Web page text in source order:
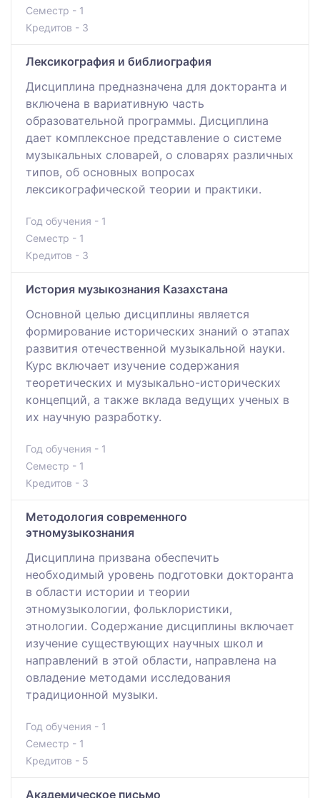
Семестр - 1
Кредитов - 3
Лексикография и библиография
Дисциплина предназначена для докторанта и
включена в вариативную часть
образовательной программы. Дисциплина
дает комплексное представление о системе
музыкальных словарей, о словарях различных
типов, об основных вопросах
лексикографической теории и практики.
Год обучения - 1
Семестр - 1
Кредитов - 3
История музыкознания Казахстана
Основной целью дисциплины является
формирование исторических знаний о этапах
развития отечественной музыкальной науки.
Курс включает изучение содержания
теоретических и музыкально-исторических
концепций, а также вклада ведущих ученых в
их научную разработку.
Год обучения - 1
Семестр - 1
Кредитов - 3
Методология современного
этномузыкознания
Дисциплина призвана обеспечить
необходимый уровень подготовки докторанта
в области истории и теории
этномузыкологии, фольклористики,
этнологии. Содержание дисциплины включает
изучение существующих научных школ и
направлений в этой области, направлена на
овладение методами исследования
традиционной музыки.
Год обучения - 1
Семестр - 1
Кредитов - 5
Академическое письмо